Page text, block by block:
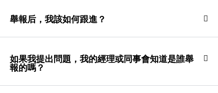
舉報后，我該如何跟進？
如果我提出問題，我的經理或同事會知道是誰舉
報的嗎？